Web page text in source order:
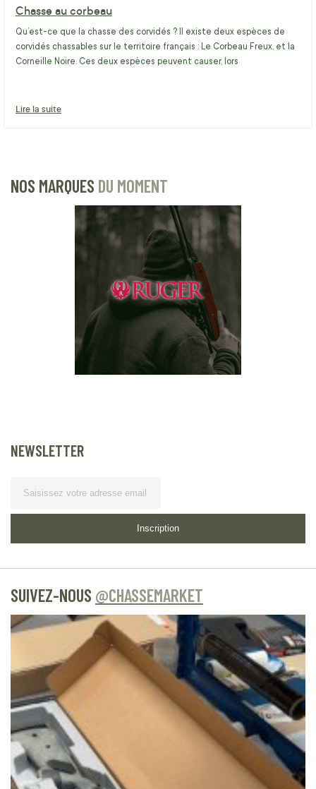
Chasse au corbeau
Qu’est-ce que la chasse des corvidés ? Il existe deux espèces de
corvidés chassables sur le territoire français : Le Corbeau Freux, et la
Corneille Noire. Ces deux espèces peuvent causer, lors
Lire la suite
NOS MARQUES DU MOMENT
NEWSLETTER
Inscription
SUIVEZ-NOUS @CHASSEMARKET